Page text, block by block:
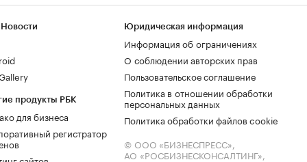
продукты РБК
для бизнеса
регистратор
Юридическая информация
Информация об ограничениях
О соблюдении авторских прав
Пользовательское соглашение
Политика в отношении обработки
персональных данных
Политика обработки файлов cookie
© ООО «БИЗНЕСПРЕСС»,
АО «РОСБИЗНЕСКОНСАЛТИНГ»,